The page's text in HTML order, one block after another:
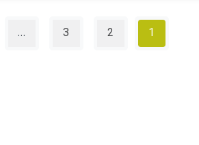
1
2
3
…